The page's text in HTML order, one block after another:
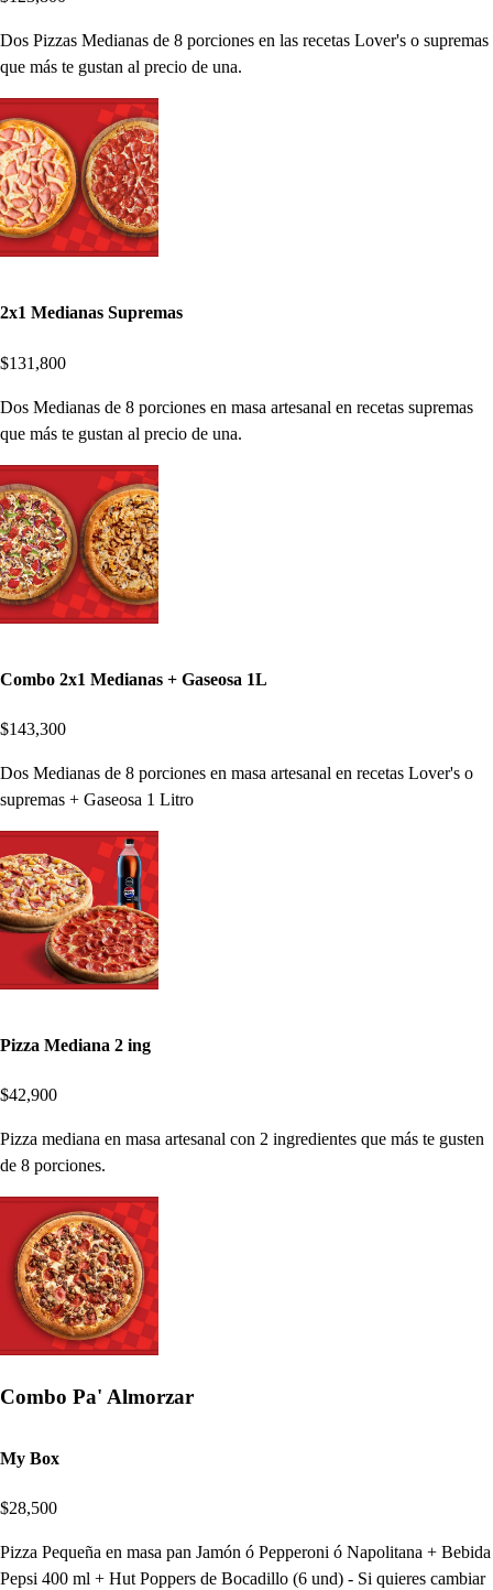
Dos Pizzas Medianas de 8 porciones en las recetas Lover's o supremas
que más te gustan al precio de una.
2x1 Medianas Supremas
$131,800
Dos Medianas de 8 porciones en masa artesanal en recetas supremas
que más te gustan al precio de una.
Combo 2x1 Medianas + Gaseosa 1L
$143,300
Dos Medianas de 8 porciones en masa artesanal en recetas Lover's o
supremas + Gaseosa 1 Litro
Pizza Mediana 2 ing
$42,900
Pizza mediana en masa artesanal con 2 ingredientes que más te gusten
de 8 porciones.
Combo Pa' Almorzar
My Box
$28,500
Pizza Pequeña en masa pan Jamón ó Pepperoni ó Napolitana + Bebida
Pepsi 400 ml + Hut Poppers de Bocadillo (6 und) - Si quieres cambiar